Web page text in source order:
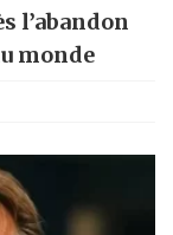
l’abandon
monde